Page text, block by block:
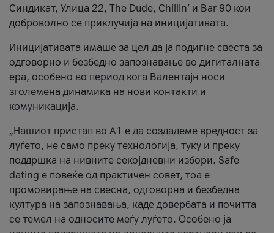
Синдикат, Улица 22, The Dude, Chillin’ и Bar 90 кои
доброволно се приклучија на иницијативата.
Иницијативата имаше за цел да ја подигне свеста за
одговорно и безбедно запознавање во дигиталната
ера, особено во период кога Валентајн носи
зголемена динамика на нови контакти и
комуникација.
„Нашиот пристап во А1 е да создадеме вредност за
луѓето, не само преку технологија, туку и преку
поддршка на нивните секојдневни избори. Safe
dating е повеќе од практичен совет, тоа е
промовирање на свесна, одговорна и безбедна
култура на запознавања, каде довербата и почитта
се темел на односите меѓу луѓето. Особено ја